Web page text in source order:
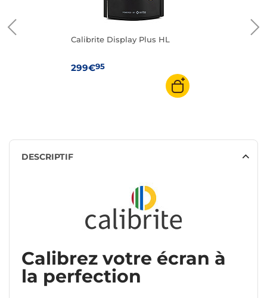
Calibrite Display Plus HL
299€95
DESCRIPTIF
Calibrez votre écran à
la perfection